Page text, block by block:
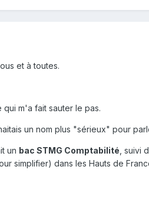
et à toutes.
m'a fait sauter le pas.
un nom plus "sérieux" pour
un bac STMG Comptabilité , suivi
simplifier) dans les Hauts de